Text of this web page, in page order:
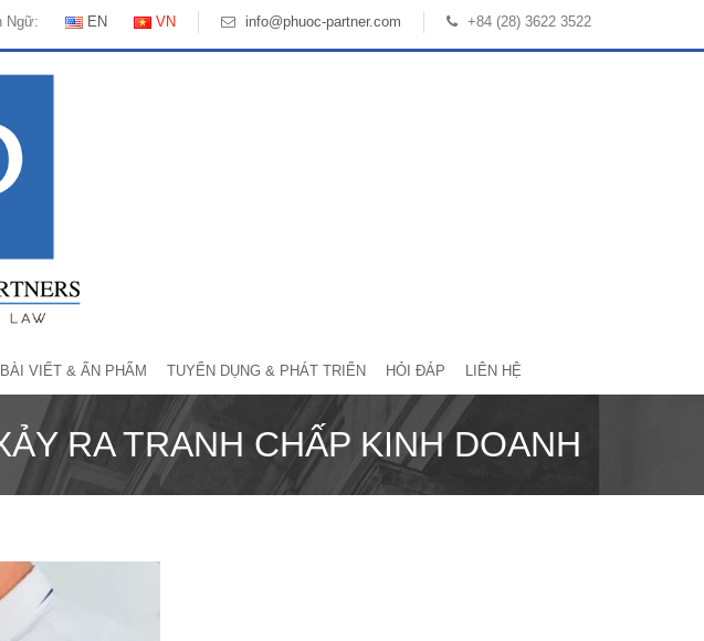
Ngữ: EN VN info@phuoc-partner.com +84 (28) 3622 3522
BÀI VIẾT & ẤN PHẨM TUYỂN DỤNG & PHÁT TRIỂN HỎI ĐÁP LIÊN HỆ
RA TRANH CHẤP KINH DOANH